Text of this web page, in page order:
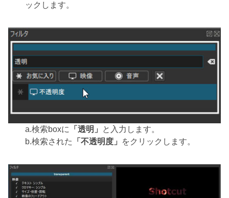
ックします。
a.検索boxに 「透明」
と入力します。
b.検索された
「不透明度」 をクリックします。